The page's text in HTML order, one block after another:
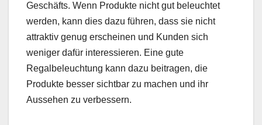
Geschäfts. Wenn Produkte nicht gut beleuchtet
werden, kann dies dazu führen, dass sie nicht
attraktiv genug erscheinen und Kunden sich
weniger dafür interessieren. Eine gute
Regalbeleuchtung kann dazu beitragen, die
Produkte besser sichtbar zu machen und ihr
Aussehen zu verbessern.